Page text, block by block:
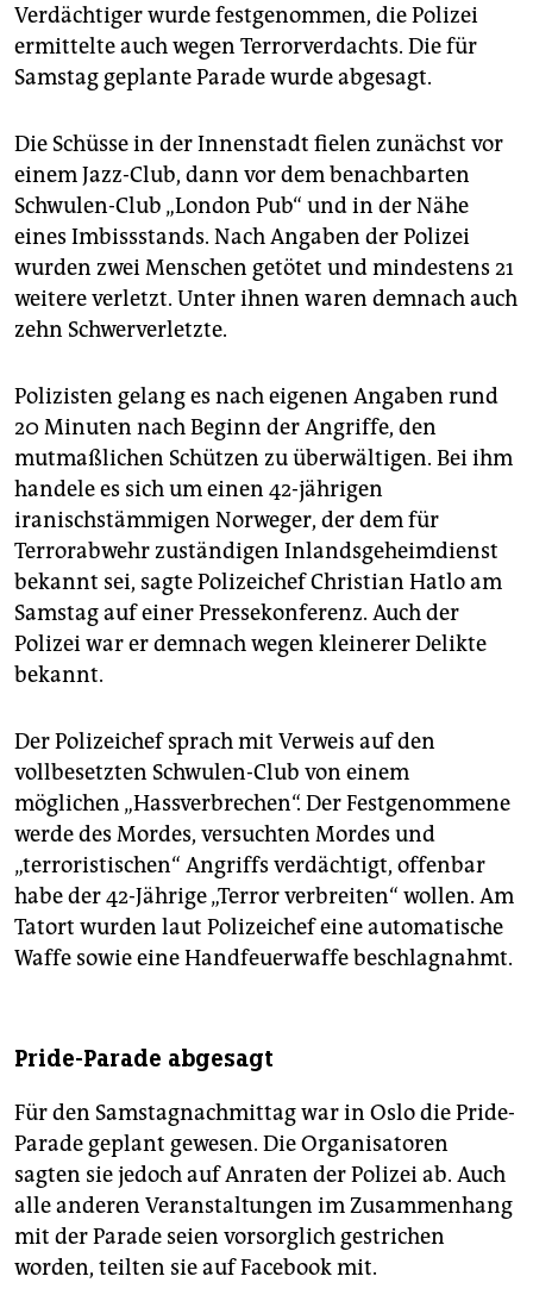
genossenschaft
epaper login
Verdächtiger wurde festgenommen, die Polizei
ermittelte auch wegen Terrorverdachts. Die für
Samstag geplante Parade wurde abgesagt.
Die Schüsse in der Innenstadt fielen zunächst vor
einem Jazz-Club, dann vor dem benachbarten
Schwulen-Club „London Pub“ und in der Nähe
eines Imbissstands. Nach Angaben der Polizei
wurden zwei Menschen getötet und mindestens 21
weitere verletzt. Unter ihnen waren demnach auch
zehn Schwerverletzte.
Polizisten gelang es nach eigenen Angaben rund
20 Minuten nach Beginn der Angriffe, den
mutmaßlichen Schützen zu überwältigen. Bei ihm
handele es sich um einen 42-jährigen
iranischstämmigen Norweger, der dem für
Terrorabwehr zuständigen Inlandsgeheimdienst
bekannt sei, sagte Polizeichef Christian Hatlo am
Samstag auf einer Pressekonferenz. Auch der
Polizei war er demnach wegen kleinerer Delikte
bekannt.
Der Polizeichef sprach mit Verweis auf den
vollbesetzten Schwulen-Club von einem
möglichen „Hassverbrechen“. Der Festgenommene
werde des Mordes, versuchten Mordes und
„terroristischen“ Angriffs verdächtigt, offenbar
habe der 42-Jährige „Terror verbreiten“ wollen. Am
Tatort wurden laut Polizeichef eine automatische
Waffe sowie eine Handfeuerwaffe beschlagnahmt.
Pride-Parade abgesagt
Für den Samstagnachmittag war in Oslo die Pride-
Parade geplant gewesen. Die Organisatoren
sagten sie jedoch auf Anraten der Polizei ab. Auch
alle anderen Veranstaltungen im Zusammenhang
mit der Parade seien vorsorglich gestrichen
worden, teilten sie auf Facebook mit.